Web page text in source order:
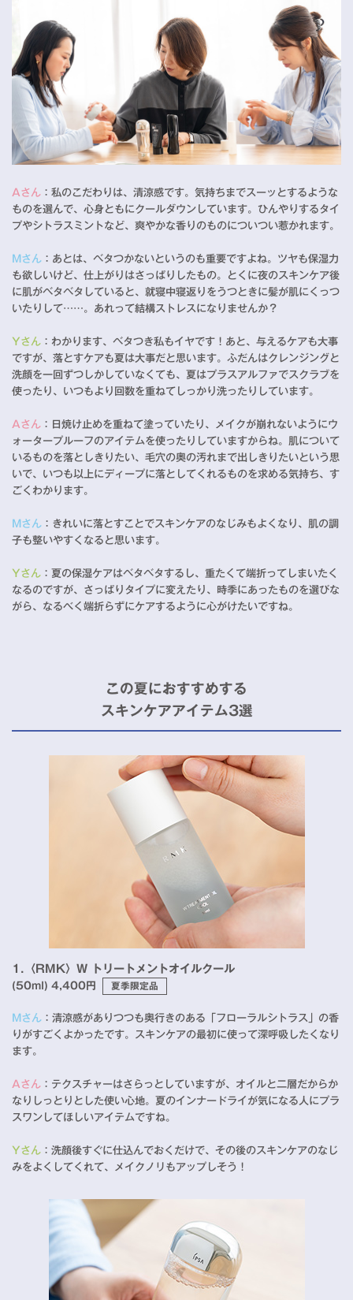
Aさん ：私のこだわりは、清涼感です。気持ちまでスーッとするような
ものを選んで、心身ともにクールダウンしています。ひんやりするタイ
プやシトラスミントなど、爽やかな香りのものについつい惹かれます。
Mさん ：あとは、ベタつかないというのも重要ですよね。ツヤも保湿力
も欲しいけど、仕上がりはさっぱりしたもの。とくに夜のスキンケア後
に肌がベタベタしていると、就寝中寝返りをうつときに髪が肌にくっつ
いたりして……。あれって結構ストレスになりませんか？
Yさん ：わかります、ベタつき私もイヤです！あと、与えるケアも大事
ですが、落とすケアも夏は大事だと思います。ふだんはクレンジングと
洗顔を一回ずつしかしていなくても、夏はプラスアルファでスクラブを
使ったり、いつもより回数を重ねてしっかり洗ったりしています。
Aさん ：日焼け止めを重ねて塗っていたり、メイクが崩れないようにウ
ォータープルーフのアイテムを使ったりしていますからね。肌について
いるものを落としきりたい、毛穴の奥の汚れまで出しきりたいという思
いで、いつも以上にディープに落としてくれるものを求める気持ち、す
ごくわかります。
Mさん ：きれいに落とすことでスキンケアのなじみもよくなり、肌の調
子も整いやすくなると思います。
Yさん ：夏の保湿ケアはベタベタするし、重たくて端折ってしまいたく
なるのですが、さっぱりタイプに変えたり、時季にあったものを選びな
がら、なるべく端折らずにケアするように心がけたいですね。
この夏におすすめする
スキンケアアイテム3選
1.〈RMK〉W トリートメントオイルクール
(50ml) 4,400円 夏季限定品
Mさん ：清涼感がありつつも奥行きのある「フローラルシトラス」の香
りがすごくよかったです。スキンケアの最初に使って深呼吸したくなり
ます。
Aさん ：テクスチャーはさらっとしていますが、オイルと二層だからか
なりしっとりとした使い心地。夏のインナードライが気になる人にプラ
スワンしてほしいアイテムですね。
Yさん ：洗顔後すぐに仕込んでおくだけで、その後のスキンケアのなじ
みをよくしてくれて、メイクノリもアップしそう！